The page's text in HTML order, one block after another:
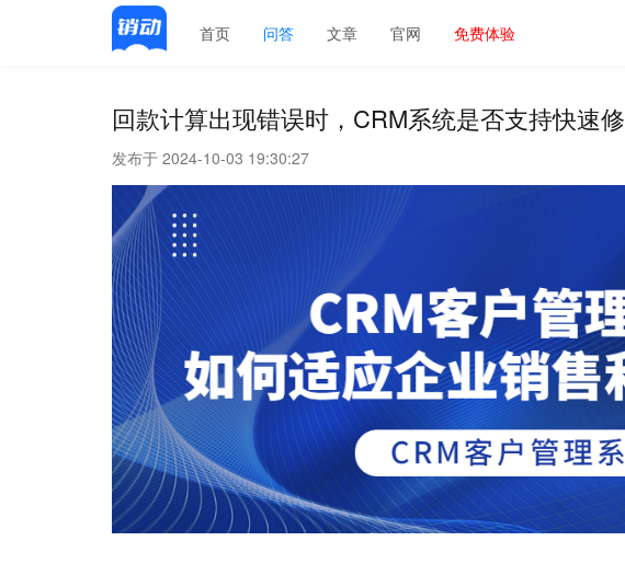
首页 问答 文章 官网 免费体验
回款计算出现错误时，CRM系统是否支持快速
发布于 2024-10-03 19:30:27